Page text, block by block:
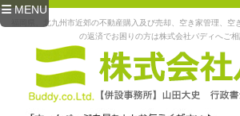
MENU
福岡県、北九州市近郊の不動産購入及び売却、空き家管理、
の返済でお困りの方は株式会社バディへご相